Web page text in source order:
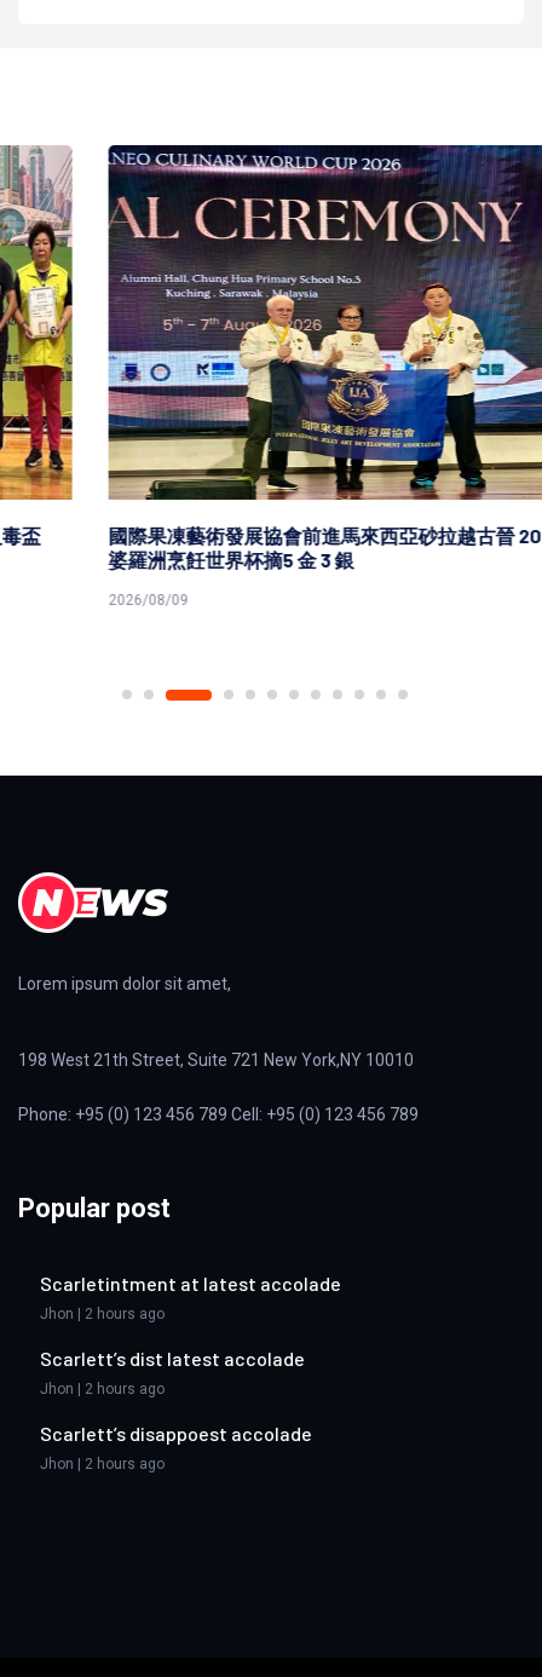
國際果凍藝術發展協會前進馬來西亞砂拉越古晉 2026 年
婆羅洲烹飪世界杯摘5 金 3 銀
Lorem ipsum dolor sit amet,
198 West 21th Street, Suite 721 New York,NY 10010
Phone: +95 (0) 123 456 789 Cell: +95 (0) 123 456 789
Popular post
Scarletintment at latest accolade
Jhon | 2 hours ago
Scarlett’s dist latest accolade
Jhon | 2 hours ago
Scarlett’s disappoest accolade
Jhon | 2 hours ago